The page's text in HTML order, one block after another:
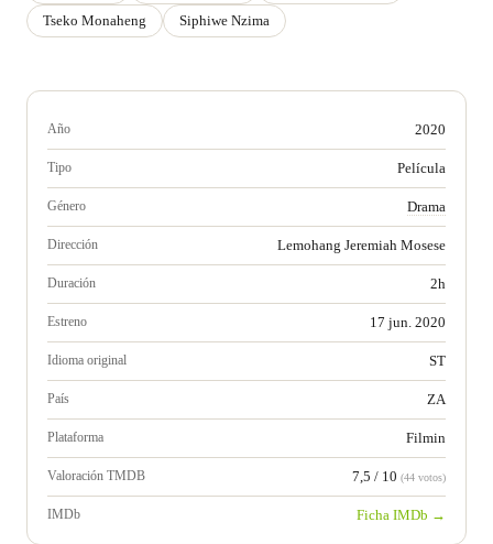
Tseko Monaheng
Siphiwe Nzima
Año 2020
Tipo Película
Género Drama
Dirección Lemohang Jeremiah Mosese
Duración 2h
Estreno 17 jun. 2020
Idioma original ST
País ZA
Plataforma Filmin
Valoración TMDB 7,5 / 10 (44 votos)
IMDb Ficha IMDb →